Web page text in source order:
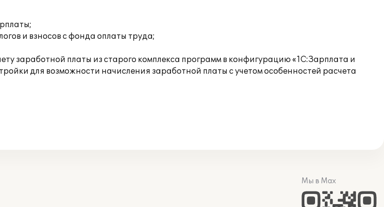
и взносов с фонда оплаты труда;
заработной платы из старого комплекса программ в конфигурацию «1С:Зарплата и
для возможности начисления заработной платы с учетом особенностей расчета
Мы в Max